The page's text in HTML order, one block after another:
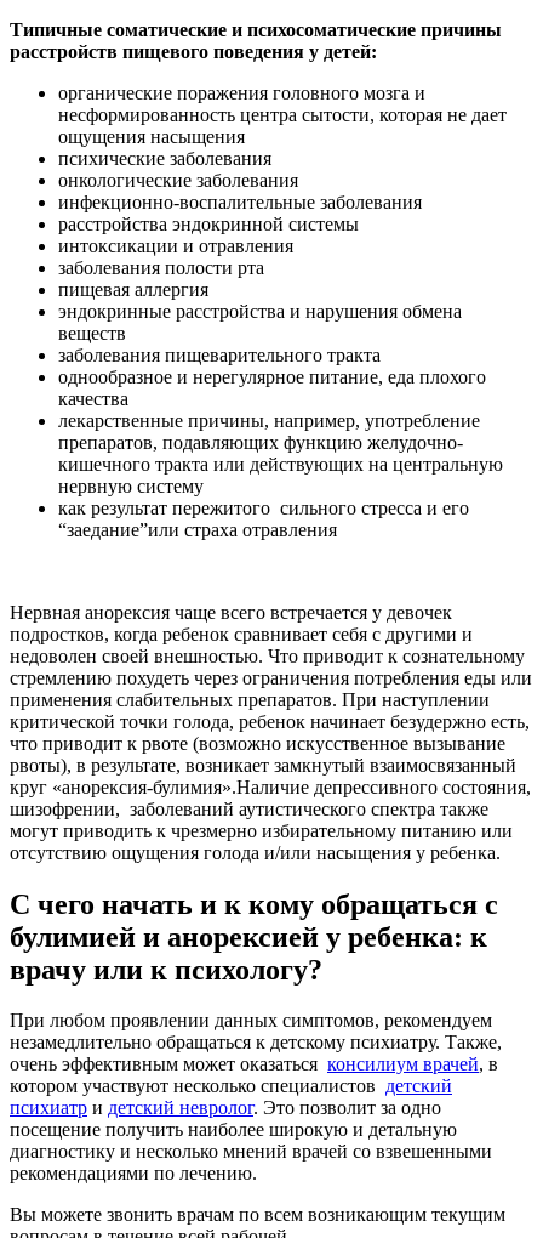
Типичные соматические и психосоматические причины
расстройств пищевого поведения у детей:
органические поражения головного мозга и
несформированность центра сытости, которая не дает
ощущения насыщения
психические заболевания
онкологические заболевания
инфекционно-воспалительные заболевания
расстройства эндокринной системы
интоксикации и отравления
заболевания полости рта
пищевая аллергия
эндокринные расстройства и нарушения обмена
веществ
заболевания пищеварительного тракта
однообразное и нерегулярное питание, еда плохого
качества
лекарственные причины, например, употребление
препаратов, подавляющих функцию желудочно-
кишечного тракта или действующих на центральную
нервную систему
как результат пережитого сильного стресса и его
“заедание”или страха отравления
Нервная анорексия чаще всего встречается у девочек
подростков, когда ребенок сравнивает себя с другими и
недоволен своей внешностью. Что приводит к сознательному
стремлению похудеть через ограничения потребления еды или
применения слабительных препаратов. При наступлении
критической точки голода, ребенок начинает безудержно есть,
что приводит к рвоте (возможно искусственное вызывание
рвоты), в результате, возникает замкнутый взаимосвязанный
круг «анорексия-булимия».Наличие депрессивного состояния,
шизофрении, заболеваний аутистического спектра также
могут приводить к чрезмерно избирательному питанию или
отсутствию ощущения голода и/или насыщения у ребенка.
С чего начать и к кому обращаться с
булимией и анорексией у ребенка: к
врачу или к психологу?
При любом проявлении данных симптомов, рекомендуем
незамедлительно обращаться к детскому психиатру. Также,
очень эффективным может оказаться консилиум врачей, в
котором участвуют несколько специалистов детский
психиатр и детский невролог. Это позволит за одно
посещение получить наиболее широкую и детальную
диагностику и несколько мнений врачей со взвешенными
рекомендациями по лечению.
Вы можете звонить врачам по всем возникающим текущим